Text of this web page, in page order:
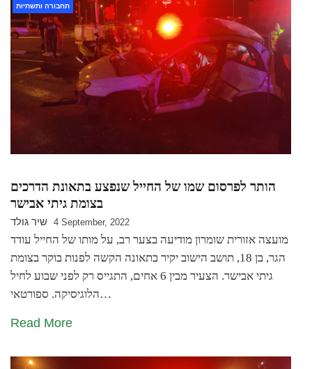
תחבורה ותשתיות
הותר לפרסום שמו של החייל שנפצע בתאונת הדרכים
בצומת גיתי אבישר
שיר גולד 4 September, 2022
מועצה אזורית שומרון מודיעה בצער רב, על מותו של החייל עודד
הגר, בן 18, תושב הישוב יקיר בתאונה הקשה לפנות בוקר בצומת
גיתי אבישר. הצעיר מבין 6 אחים, התגייס רק לפני שבוע לחיל
הלוגיסיקה. ספורטאי…
Read More